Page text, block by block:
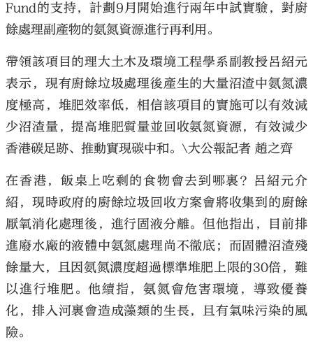
Fund的支持，計劃9月開始進行兩年中試實驗，對廚
餘處理副產物的氨氮資源進行再利用。
帶領該項目的理大土木及環境工程學系副教授呂紹元
表示，現有廚餘垃圾處理後產生的大量沼渣中氨氮濃
度極高，堆肥效率低，相信該項目的實施可以有效減
少沼渣量，提高堆肥質量並回收氨氮資源，有效減少
香港碳足跡、推動實現碳中和。\大公報記者 趙之齊
在香港，飯桌上吃剩的食物會去到哪裏？呂紹元介
紹，現時政府的廚餘垃圾回收方案會將收集到的廚餘
厭氧消化處理後，進行固液分離。但他指出，目前排
進廢水廠的液體中氨氮處理尚不徹底；而固體沼渣殘
餘量大，且因氨氮濃度超過標準堆肥上限的30倍，難
以進行堆肥。他續指，氨氮會危害環境，導致優養
化，排入河裏會造成藻類的生長，且有氣味污染的風
險。